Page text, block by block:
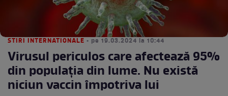
STIRI INTERNATIONALE • pe 19.03.2024 la 10:44
Virusul periculos care afectează 95%
din populația din lume. Nu există
niciun vaccin împotriva lui